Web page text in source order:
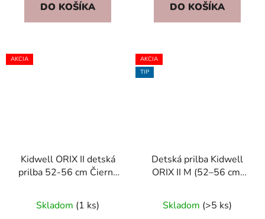
DO KOŠÍKA DO KOŠÍKA
AKCIA
Kidwell ORIX II detská
prilba 52-56 cm Čierny
korčule, kolobežka
Skladom (1 ks)
AKCIA
TIP
Detská prilba Kidwell
ORIX II M (52–56 cm)
bicykel, kolobežku,
korčule
Skladom (>5 ks)